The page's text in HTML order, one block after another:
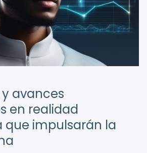
avances
en realidad
impulsarán la